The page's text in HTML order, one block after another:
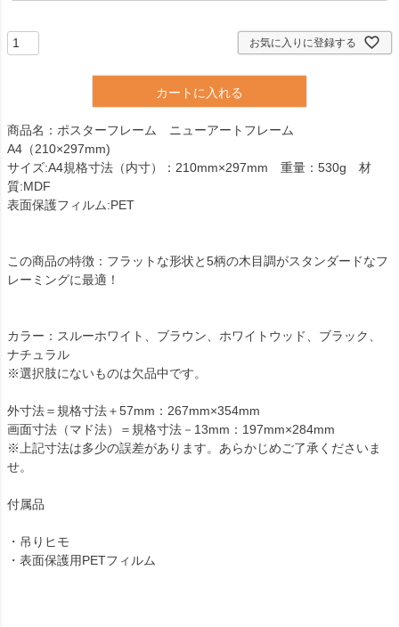
お気に入りに登録する
カートに入れる
商品名：ポスターフレーム ニューアートフレーム
A4（210×297mm)
サイズ:A4規格寸法（内寸）：210mm×297mm 重量：530g 材
質:MDF
表面保護フィルム:PET
この商品の特徴：フラットな形状と5柄の木目調がスタンダードなフ
レーミングに最適！
カラー：スルーホワイト、ブラウン、ホワイトウッド、ブラック、
ナチュラル
※選択肢にないものは欠品中です。
外寸法＝規格寸法＋57mm：267mm×354mm
画面寸法（マド法）＝規格寸法－13mm：197mm×284mm
※上記寸法は多少の誤差があります。あらかじめご了承くださいま
せ。
付属品
・吊りヒモ
・表面保護用PETフィルム